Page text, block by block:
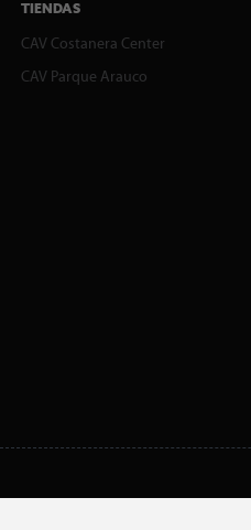
TIENDAS
CAV Costanera Center
CAV Parque Arauco